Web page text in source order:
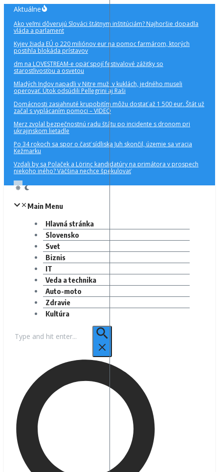
Preskočiť
obsah
Aktuálne
Ako veľmi dôverujú Slováci štátnym inštitúciám? Najhoršie dopadla
vláda a parlament
Kyjev žiada EÚ o 220 miliónov eur na pomoc farmárom, ktorých
postihla blokáda prístavov
dm na LOVESTREAM-e opäť spojí festivalové zážitky so
starostlivosťou a osvetou
Mladých Indov napadli v Nitre muži v kuklách, jedného museli
operovať. Útok odsúdili Pellegrini aj Raši
Domácnosti zasiahnuté krupobitím môžu dostať až 1 500 eur. Štát už
začal s vyplácaním pomoci – VIDEO
Merz zvolal bezpečnostnú radu štátu po incidente s dronom pri
ukrajinskom lietadle
Po 34 rokoch sa spor o časť sídliska Juh skončil, územie sa vracia
Kežmarku
Vzdali by sa Polaček a Lörinc kandidatúry na primátora v prospech
niekoho iného? Väčšina nechce špekulovať
Main Menu
Hlavná stránka
Slovensko
Svet
Biznis
IT
Veda a technika
Auto-moto
Zdravie
Kultúra